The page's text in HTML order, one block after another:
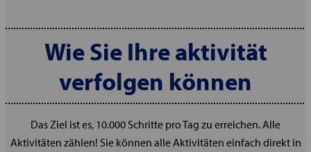
Wie Sie Ihre aktivität
verfolgen können
Das Ziel ist es, 10.000 Schritte pro Tag zu erreichen. Alle
Aktivitäten zählen! Sie können alle Aktivitäten einfach direkt in